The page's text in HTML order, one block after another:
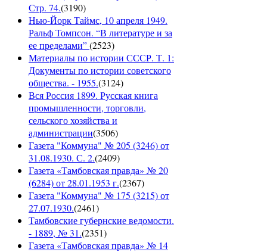
Стр. 74.(3190)
Нью-Йорк Таймс, 10 апреля 1949.
Ральф Томпсон. “В литературе и за
ее пределами”(2523)
Материалы по истории СССР. Т. 1:
Документы по истории советского
общества. - 1955.(3124)
Вся Россия 1899. Русская книга
промышленности, торговли,
сельского хозяйства и
администрации(3506)
Газета "Коммуна" № 205 (3246) от
31.08.1930. С. 2.(2409)
Газета «Тамбовская правда» № 20
(6284) от 28.01.1953 г.(2367)
Газета "Коммуна" № 175 (3215) от
27.07.1930.(2461)
Тамбовские губернские ведомости.
- 1889, № 31.(2351)
Газета «Тамбовская правда» № 14